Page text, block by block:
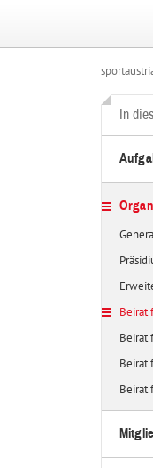
In
Beirat
Beirat
Beirat
Beirat